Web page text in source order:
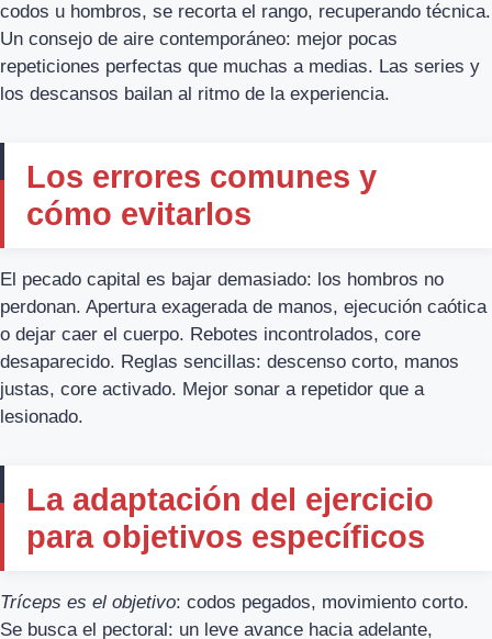
codos u hombros, se recorta el rango, recuperando técnica.
Un consejo de aire contemporáneo: mejor pocas
repeticiones perfectas que muchas a medias. Las series y
los descansos bailan al ritmo de la experiencia.
Los errores comunes y
cómo evitarlos
El pecado capital es bajar demasiado: los hombros no
perdonan. Apertura exagerada de manos, ejecución caótica
o dejar caer el cuerpo. Rebotes incontrolados, core
desaparecido. Reglas sencillas: descenso corto, manos
justas, core activado. Mejor sonar a repetidor que a
lesionado.
La adaptación del ejercicio
para objetivos específicos
Tríceps es el objetivo: codos pegados, movimiento corto.
Se busca el pectoral: un leve avance hacia adelante,